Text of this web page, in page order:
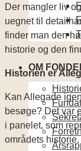
OM
Der mangler liv
uegnet til
finder man den
historie og den
Historien er
Kan Allegade
besøge? Det var
i panelet, som
områdets historie.